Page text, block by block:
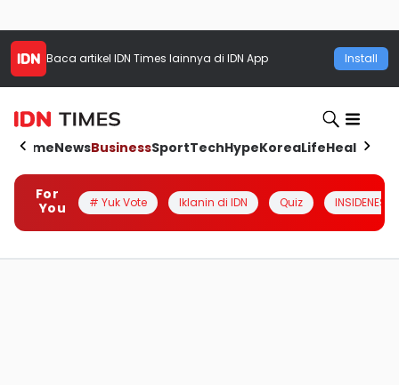
Baca artikel IDN Times lainnya di IDN App Install
HomeNewsBusinessSportTechHypeKoreaLifeHealth
For
You
# Yuk Vote Iklanin di IDN Quiz INSIDENESIA